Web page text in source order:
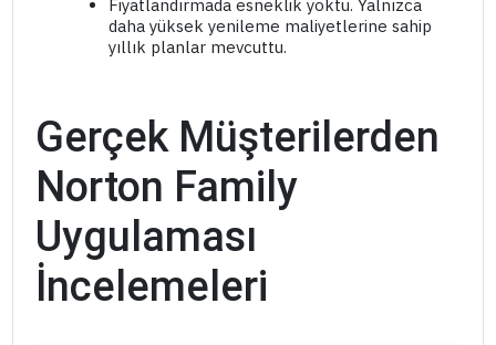
Fiyatlandırmada esneklik yoktu. Yalnızca
daha yüksek yenileme maliyetlerine sahip
yıllık planlar mevcuttu.
Gerçek Müşterilerden
Norton Family
Uygulaması
İncelemeleri